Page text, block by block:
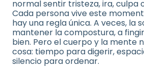
normal sentir tristeza, ira, culpa
Cada persona vive este
hay una regla única. A veces, la
mantener la compostura, a
bien. Pero el cuerpo y la mente
cosa: tiempo para digerir,
silencio para ordenar.